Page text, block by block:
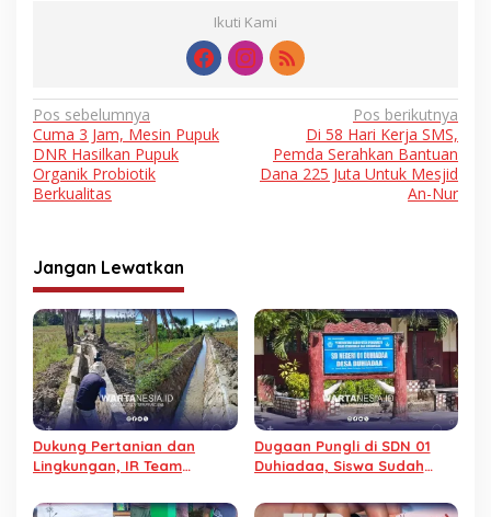
Ikuti Kami
Navigasi
pos
Pos sebelumnya
Cuma 3 Jam, Mesin Pupuk
DNR Hasilkan Pupuk
Organik Probiotik
Berkualitas
Pos berikutnya
Di 58 Hari Kerja SMS,
Pemda Serahkan Bantuan
Dana 225 Juta Untuk Mesjid
An-Nur
Jangan Lewatkan
Dukung Pertanian dan
Lingkungan, IR Team
Swadaya
Dugaan Pungli di SDN 01
Duhiadaa, Siswa Sudah
Kunjung Diterima